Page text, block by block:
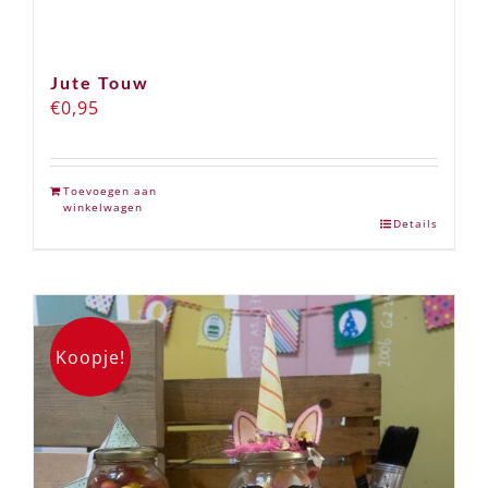
Jute Touw
€0,95
Toevoegen aan
winkelwagen
Details
Koopje!